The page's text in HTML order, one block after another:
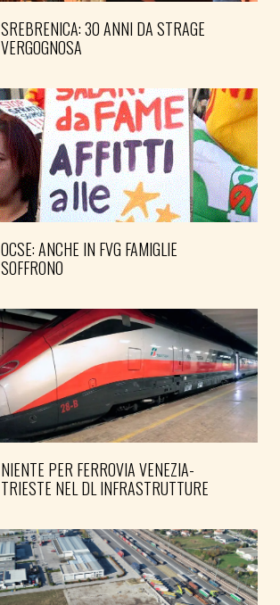
SREBRENICA: 30 ANNI DA STRAGE
VERGOGNOSA
OCSE: ANCHE IN FVG FAMIGLIE
SOFFRONO
NIENTE PER FERROVIA VENEZIA-
TRIESTE NEL DL INFRASTRUTTURE